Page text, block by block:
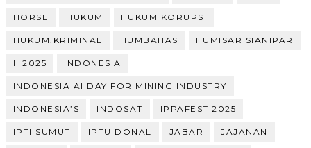
HORSE HUKUM HUKUM KORUPSI
HUKUM.KRIMINAL HUMBAHAS HUMISAR SIANIPAR
II 2025 INDONESIA
INDONESIA AI DAY FOR MINING INDUSTRY
INDONESIA’S INDOSAT IPPAFEST 2025
IPTI SUMUT IPTU DONAL JABAR JAJANAN